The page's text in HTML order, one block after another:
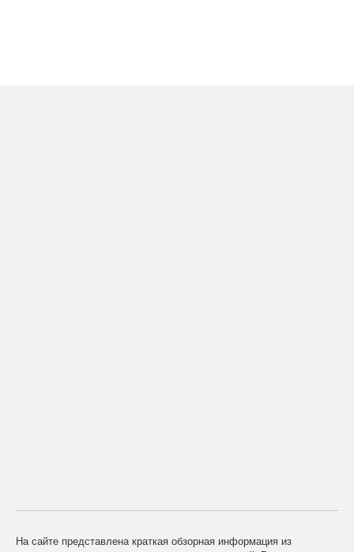
На сайте представлена краткая обзорная информация из